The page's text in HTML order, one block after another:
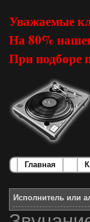
Уважаемые
На 80%
При подборе
Главная
Исполнитель или